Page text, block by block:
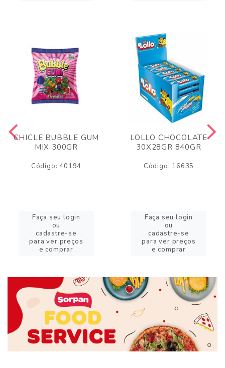
CHICLE BUBBLE GUM
MIX 300GR
Código: 40194
Faça seu login
ou
cadastre-se
para ver preços
e comprar
LOLLO CHOCOLATE
30X28GR 840GR
Código: 16635
Faça seu login
ou
cadastre-se
para ver preços
e comprar